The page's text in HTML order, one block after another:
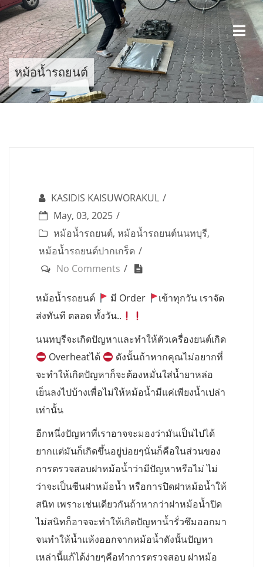
Skip
to
content
หม้อน้ำรถยนต์
KASIDIS KAISUWORAKUL
May, 03, 2025
หม้อน้ำรถยนต์, หม้อน้ำรถยนต์นนทบุรี,
หม้อน้ำรถยนต์ปากเกร็ด
No Comments
หม้อน้ำรถยนต์ มี Order
เข้าทุกวัน เราจัด
ส่งทันที ตลอด ทั้งวัน..
นนทบุรีจะเกิดปัญหาและทำให้ตัวเครื่องยนต์เกิด
Overheatได้
ดังนั้นถ้าหากคุณไม่อยากที่
จะทำให้เกิดปัญหาก็จะต้องหมั่นใส่น้ำยาหล่อ
เย็นลงไปบ้างเพื่อไม่ให้หม้อน้ำมีแค่เพียงน้ำเปล่า
เท่านั้น
อีกหนึ่งปัญหาที่เราอาจจะมองว่ามันเป็นไปได้
ยากแต่มันก็เกิดขึ้นอยู่บ่อยๆนั่นก็คือในส่วนของ
การตรวจสอบฝาหม้อน้ำว่ามีปัญหาหรือไม่ ไม่
ว่าจะเป็นซีนฝาหม้อน้ำ หรือการปิดฝาหม้อน้ำให้
สนิท เพราะเช่นเดียวกันถ้าหากว่าฝาหม้อน้ำปิด
ไม่สนิทก็อาจจะทำให้เกิดปัญหาน้ำรั่วซึมออกมา
จนทำให้น้ำแห้งออกจากหม้อน้ำดังนั้นปัญหา
เหล่านี้แก้ได้ง่ายๆคือทำการตรวจสอบ ฝาหม้อ